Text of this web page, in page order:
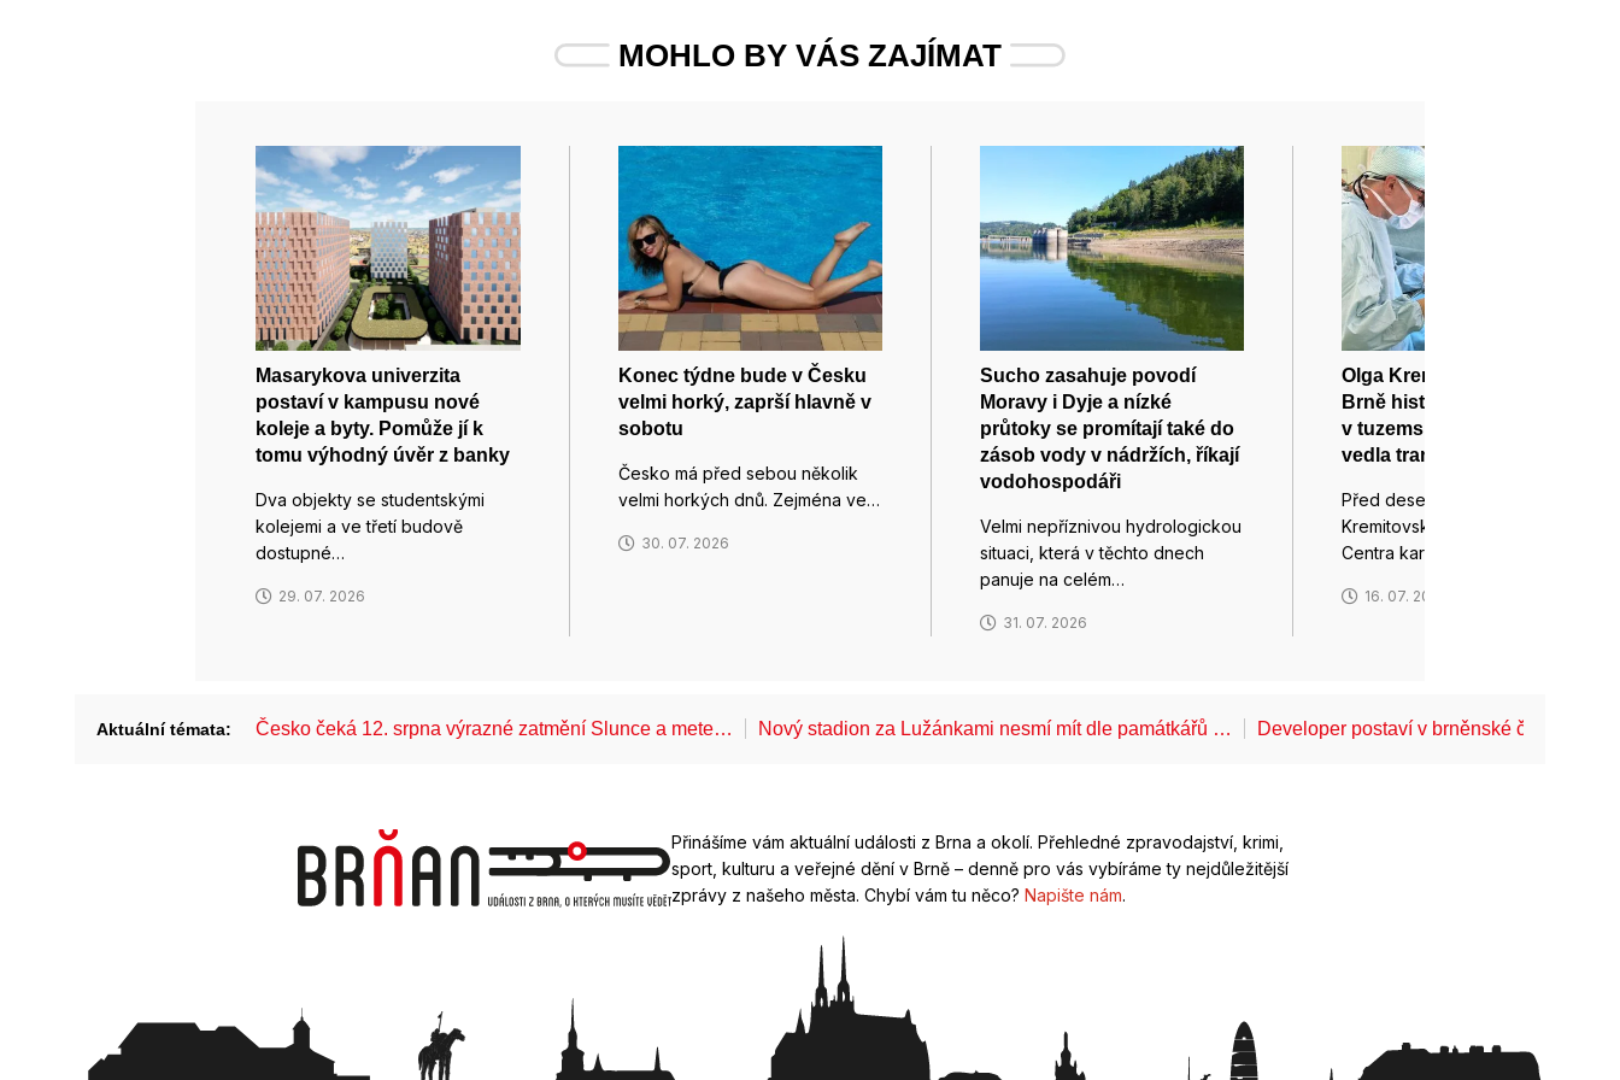
MOHLO BY VÁS ZAJÍMAT
Masarykova univerzita
postaví v kampusu nové
koleje a byty. Pomůže jí k
tomu výhodný úvěr z banky
Dva objekty se studentskými
kolejemi a ve třetí budově
dostupné…
29. 07. 2026
Konec týdne bude v Česku
velmi horký, zaprší hlavně v
sobotu
Česko má před sebou několik
velmi horkých dnů. Zejména ve…
30. 07. 2026
Sucho zasahuje povodí
Moravy i Dyje a nízké
průtoky se promítají také do
zásob vody v nádržích, říkají
vodohospodáři
Velmi nepříznivou hydrologickou
situaci, která v těchto dnech
panuje na celém…
31. 07. 2026
Olga Kremitovská přepsala v
Brně historii: jako první žena
v tuzemsku před 10 lety
vedla transplantaci srdce
Před deseti lety se lékařka Olga
Kremitovská z brněnského
Centra kardiovaskulární…
16. 07. 2026
Aktuální témata: Česko čeká 12. srpna výrazné zatmění Slunce a mete… Nový stadion za Lužánkami nesmí mít dle památkářů … Developer postaví v brněnské části
Přinášíme vám aktuální události z Brna a okolí. Přehledné zpravodajství, krimi,
sport, kulturu a veřejné dění v Brně – denně pro vás vybíráme ty nejdůležitější
zprávy z našeho města. Chybí vám tu něco? Napište nám.